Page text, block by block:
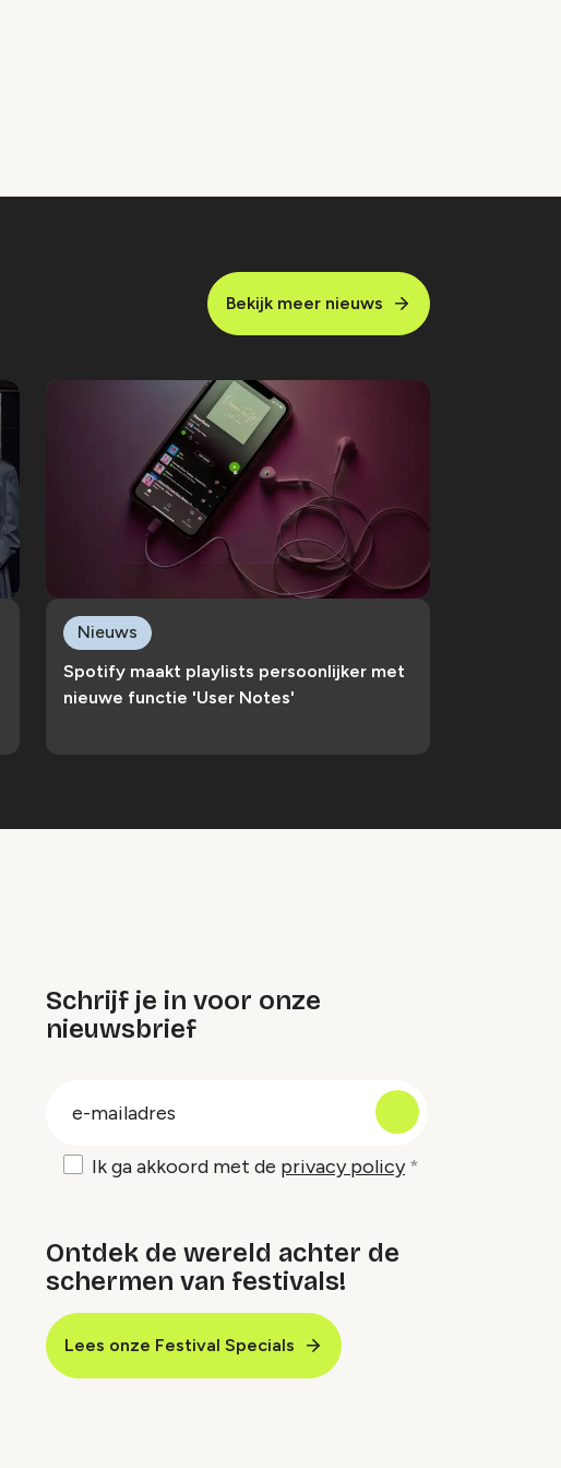
Bekijk meer nieuws
Spotify maakt playlists persoonlijker met
nieuwe functie 'User Notes'
Nieuws
Schrijf je in voor onze
nieuwsbrief
Ik ga akkoord met de privacy policy
Ontdek de wereld achter de
schermen van festivals!
Lees onze Festival Specials